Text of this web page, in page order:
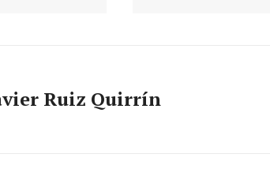
Ruiz Quirrín